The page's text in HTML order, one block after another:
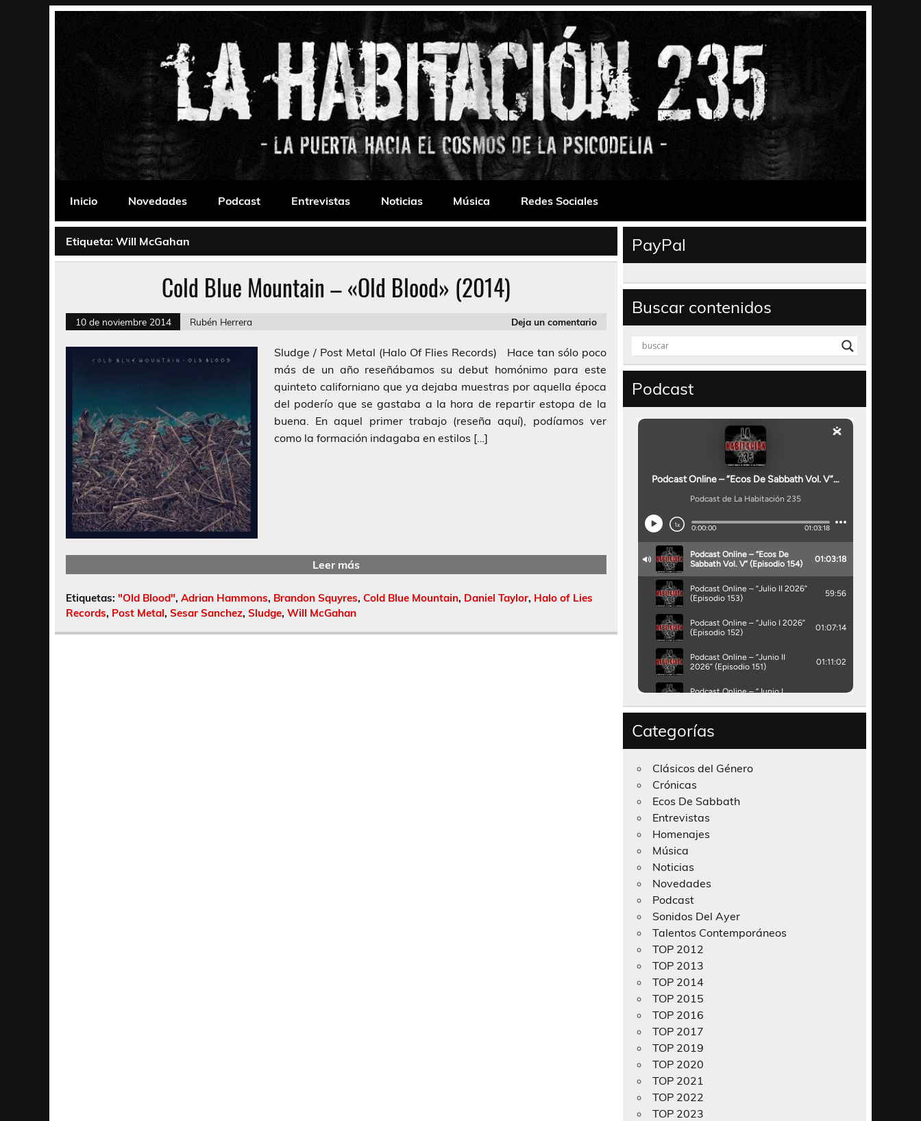
La Habitación 235
Inicio
Novedades Podcast Entrevistas Noticias Música Redes Sociales
Etiqueta: Will McGahan
Cold Blue Mountain – «Old Blood» (2014)
10 de noviembre 2014 Rubén Herrera Deja un comentario
Sludge / Post Metal (Halo Of Flies Records) Hace tan sólo poco
más de un año reseñábamos su debut homónimo para este
quinteto californiano que ya dejaba muestras por aquella época
del poderío que se gastaba a la hora de repartir estopa de la
buena. En aquel primer trabajo (reseña aquí), podíamos ver
como la formación indagaba en estilos […]
Leer más
Etiquetas: "Old Blood", Adrian Hammons, Brandon Squyres, Cold Blue Mountain, Daniel Taylor, Halo of Lies
Records, Post Metal, Sesar Sanchez, Sludge, Will McGahan
PayPal
Buscar contenidos
Podcast
Categorías
Clásicos del Género
Crónicas
Ecos De Sabbath
Entrevistas
Homenajes
Música
Noticias
Novedades
Podcast
Sonidos Del Ayer
Talentos Contemporáneos
TOP 2012
TOP 2013
TOP 2014
TOP 2015
TOP 2016
TOP 2017
TOP 2019
TOP 2020
TOP 2021
TOP 2022
TOP 2023